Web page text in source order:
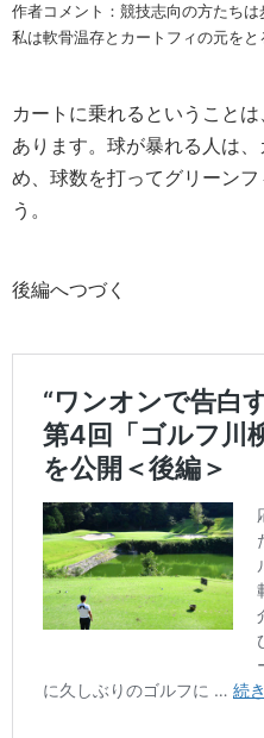
作者コメント：競技志向の方たちは
私は軟骨温存とカートフィの元をと
カートに乗れるということ
あります。球が暴れる人は
め、球数を打ってグリーン
う。
後編へつづく